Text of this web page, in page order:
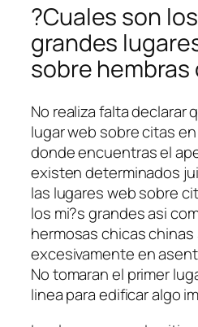
?Cuales son
grandes
sobre hembras
No realiza falta declarar
lugar web sobre citas
donde encuentras el
existen determinados
las lugares web sobre
los mi?s grandes asi­
hermosas chicas
excesivamente en
No tomaran el primer
linea para edificar algo